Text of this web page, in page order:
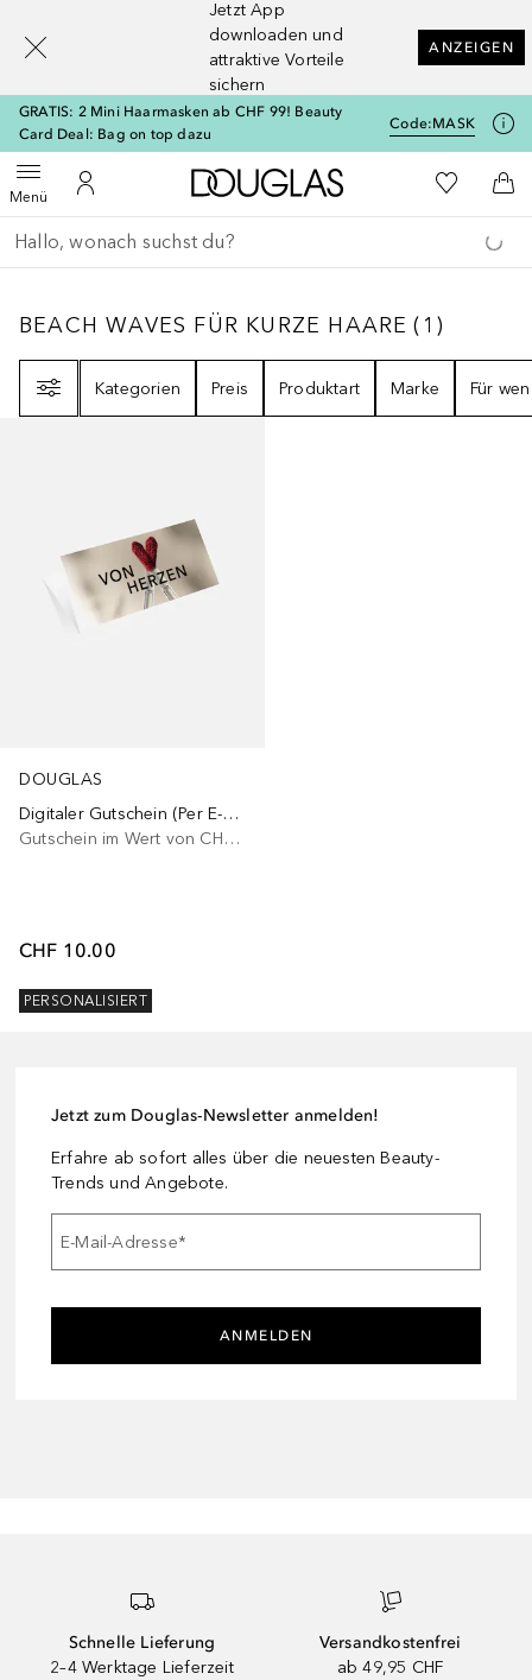
Jetzt App
downloaden und
attraktive Vorteile
sichern
ANZEIGEN
GRATIS: 2 Mini Haarmasken ab CHF 99! Beauty
Card Deal: Bag on top dazu
Code:MASK
MenüMenü öffnenZu Meinem Kundenkonto
Zur Douglas Startseite
Zu Meiner
Gehe zurück
Suche ausführen
BEACH WAVES FÜR KURZE HAARE 1
BEACH WAVES FÜR KURZE HAARE ( 1 )
Kategorien
Preis Produktart Marke Für wen
DOUGLAS
Digitaler Gutschein (Per E-Mail) nur online einlösbar
Gutschein im Wert von CHF 15-250
CHF 10.00
PERSONALISIERT
Jetzt zum Douglas-Newsletter anmelden!
Erfahre ab sofort alles über die neuesten Beauty-
Trends und Angebote.
E-Mail-Adresse*
ANMELDEN
Schnelle Lieferung
2–4 Werktage Lieferzeit
Versandkostenfrei
ab 49,95 CHF
[navigation.slideout.screenreader]